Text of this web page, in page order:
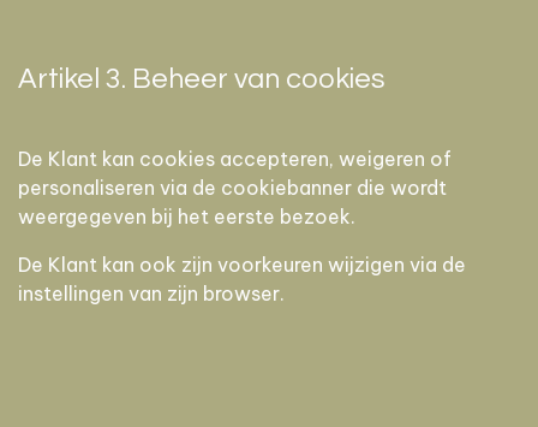
Artikel 3. Beheer van cookies
De Klant kan cookies accepteren, weigeren of
personaliseren via de cookiebanner die wordt
weergegeven bij het eerste bezoek.
De Klant kan ook zijn voorkeuren wijzigen via de
instellingen van zijn browser.